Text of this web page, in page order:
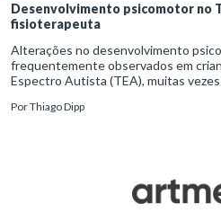
Desenvolvimento psicomotor no
fisioterapeuta
Alterações no desenvolvimento
frequentemente observados em
Espectro Autista (TEA), muitas
PorThiago Dipp